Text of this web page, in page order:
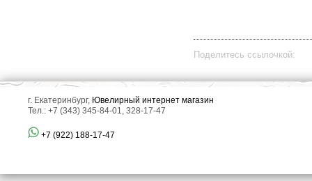
Поделитесь ссылочкой:
г. Екатеринбург, Ювелирный интернет магазин
Тел.: +7 (343) 345-84-01, 328-17-47
+7 (922) 188-17-47